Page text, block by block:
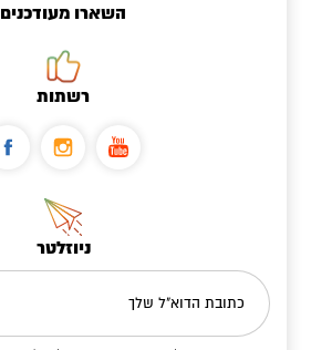
השארו מעודכנים
רשתות
ניוזלטר
כתובת הדוא"ל שלך